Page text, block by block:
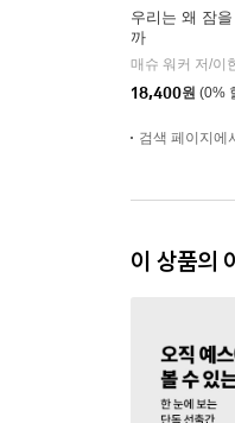
우리는 왜 잠
까
매슈 워커 저/이
18,400원 (0%
검색 페이지에
이 상품의